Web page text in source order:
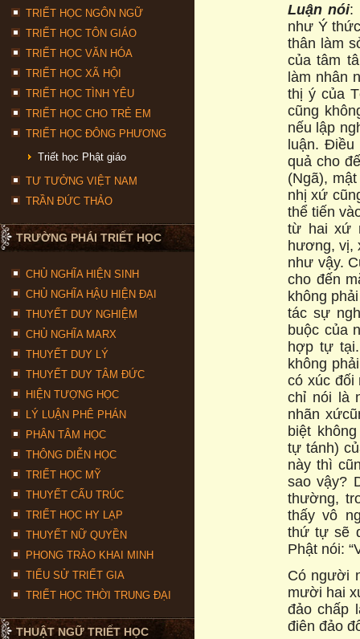
TRIẾT HỌC NGÔN NGỮ
TRIẾT HỌC TÔN GIÁO
TRIẾT HỌC VĂN HÓA
TRIẾT HỌC XÃ HỘI
TRIẾT HỌC TÌNH YÊU
TRIẾT HỌC CHO TRẺ EM
TRIẾT HỌC ĐÔNG PHƯƠNG
Triết học Phật giáo
TƯ TƯỞNG VIỆT NAM
TRẦN ĐỨC THẢO
TRƯỜNG PHÁI TRIẾT HỌC
CHỦ NGHĨA HIỆN SINH
CHỦ NGHĨA HẬU HIỆN ĐẠI
THUYẾT DUY NGHIỆM
CHỦ NGHĨA MARX
THUYẾT DUY LÝ
THUYẾT DUY TÂM ĐỨC
HIỆN TƯỢNG HỌC
LÝ LUẬN PHÊ PHÁN
PHÂN TÂM HỌC
THÔNG DIỄN HỌC
TRIẾT HỌC MỸ
THUYẾT CẤU TRÚC
TRIẾT HỌC HY LẠP
THUYẾT NỮ QUYỀN
PHONG TRÀO KHAI MINH
TIỂU SỬ TRIẾT GIA
TRIẾT HỌC THỜI TRUNG ĐẠI
THUẬT NGỮ TRIẾT HỌC
Luận nói:
như Ý
thân làm
của tâm
làm nhân
thị ý của
cũng
nếu lập
luận. Điều
quả cho
(Ngã),
nhị xứ
thể tiến
từ hai xứ
hương, vị,
như vậy.
cho đến
không
tác sự
buộc của
hợp tự
không
có xúc đối
chỉ nói là
nhãn
biệt
tự tánh)
này thì
sao vậy?
thường,
thấy vô
thứ tự sẽ
Phật nói:
Có người
mười hai
đảo chấp
điên đảo